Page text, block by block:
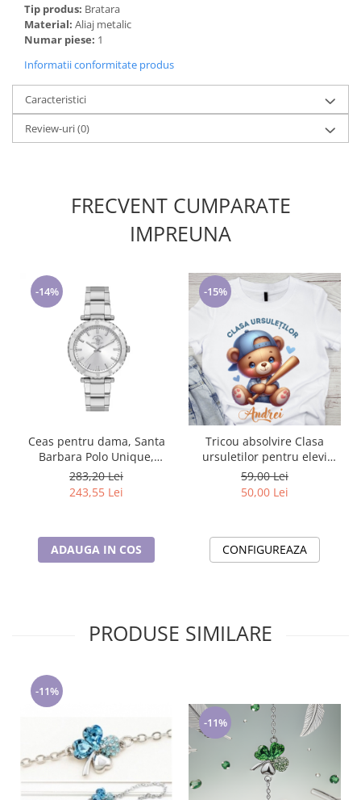
Tip produs: Bratara
Material: Aliaj metalic
Numar piese: 1
Informatii conformitate produs
Caracteristici
Review-uri(0)
FRECVENT CUMPARATE
IMPREUNA
-14%
Ceas pentru dama, Santa
Barbara Polo Unique,
SB.1.10474.1
283,20 Lei
243,55 Lei
ADAUGA IN COS
-15%
Tricou absolvire Clasa
ursuletilor pentru elevi
clasa 4 sau gradinita
ABS1080
59,00 Lei
50,00 Lei
CONFIGUREAZA
PRODUSE SIMILARE
-11%
-11%